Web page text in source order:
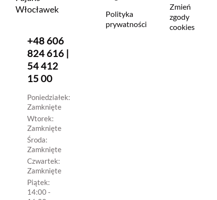
Włocławek
+48 606
824 616 |
54 412
15 00
Poniedziałek:
Zamknięte
Wtorek:
Zamknięte
Środa:
Zamknięte
Czwartek:
Zamknięte
Piątek:
14:00 -
Polityka
prywatności
Zmień
zgody
cookies